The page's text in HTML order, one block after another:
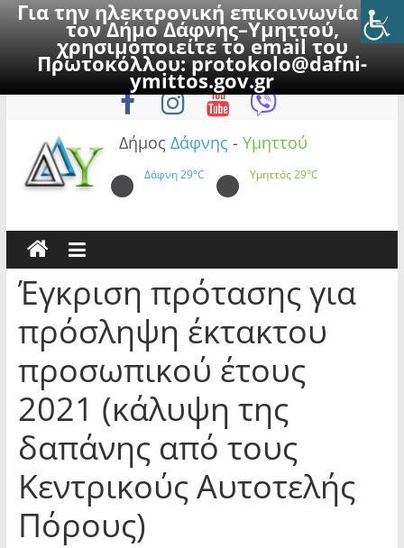
Για την ηλεκτρονική επικοινωνία με
τον Δήμο Δάφνης–Υμηττού,
χρησιμοποιείτε το email του
Πρωτοκόλλου:protokolo@dafni-
ymittos.gov.gr
to
Παρασκευή, 7 Αυγούστου 2026
Δήμος Δάφνης - Υμηττού
Δάφνη29°C Υμηττός29°C
Έγκριση πρότασης για
πρόσληψη έκτακτου
προσωπικού έτους
2021 (κάλυψη της
δαπάνης από τους
Κεντρικούς Αυτοτελής
Πόρους)